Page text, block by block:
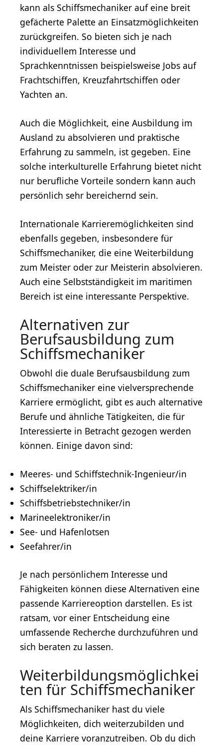
kann als Schiffsmechaniker auf eine breit
gefächerte Palette an Einsatzmöglichkeiten
zurückgreifen. So bieten sich je nach
individuellem Interesse und
Sprachkenntnissen beispielsweise Jobs auf
Frachtschiffen, Kreuzfahrtschiffen oder
Yachten an.
Auch die Möglichkeit, eine Ausbildung im
Ausland zu absolvieren und praktische
Erfahrung zu sammeln, ist gegeben. Eine
solche interkulturelle Erfahrung bietet nicht
nur berufliche Vorteile sondern kann auch
persönlich sehr bereichernd sein.
Internationale Karrieremöglichkeiten sind
ebenfalls gegeben, insbesondere für
Schiffsmechaniker, die eine Weiterbildung
zum Meister oder zur Meisterin absolvieren.
Auch eine Selbstständigkeit im maritimen
Bereich ist eine interessante Perspektive.
Alternativen zur
Berufsausbildung zum
Schiffsmechaniker
Obwohl die duale Berufsausbildung zum
Schiffsmechaniker eine vielversprechende
Karriere ermöglicht, gibt es auch alternative
Berufe und ähnliche Tätigkeiten, die für
Interessierte in Betracht gezogen werden
können. Einige davon sind:
Meeres- und Schiffstechnik-Ingenieur/in
Schiffselektriker/in
Schiffsbetriebstechniker/in
Marineelektroniker/in
See- und Hafenlotsen
Seefahrer/in
Je nach persönlichem Interesse und
Fähigkeiten können diese Alternativen eine
passende Karriereoption darstellen. Es ist
ratsam, vor einer Entscheidung eine
umfassende Recherche durchzuführen und
sich beraten zu lassen.
Weiterbildungsmöglichkei
ten für Schiffsmechaniker
Als Schiffsmechaniker hast du viele
Möglichkeiten, dich weiterzubilden und
deine Karriere voranzutreiben. Ob du dich